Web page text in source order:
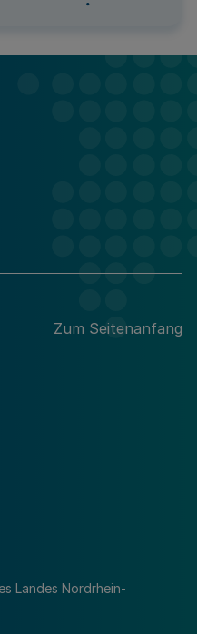
Zum Seitenanfang
Landes Nordrhein-